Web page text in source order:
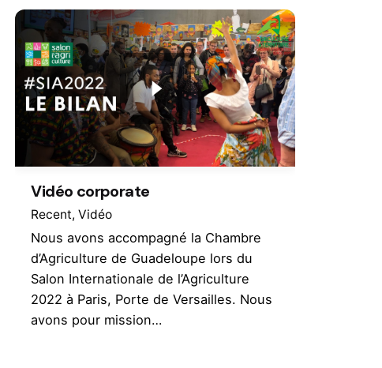
Vidéo corporate
Recent Vidéo
Nous avons accompagné la Chambre
d’Agriculture de Guadeloupe lors du
Salon Internationale de l’Agriculture
2022 à Paris, Porte de Versailles. Nous
avons pour mission…